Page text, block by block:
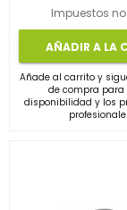
Impuestos
AÑADIR A LA
Añade al carrito y
de compra para
disponibilidad y los